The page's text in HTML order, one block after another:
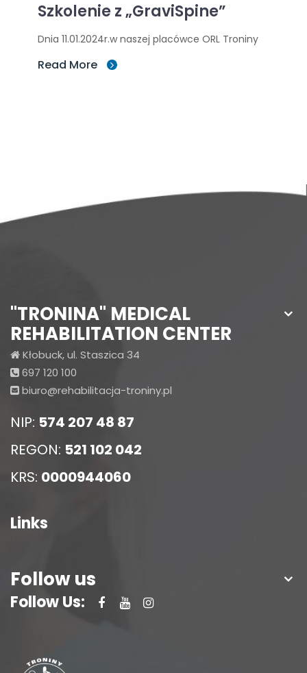
Szkolenie z „GraviSpine”
Dnia 11.01.2024r.w naszej placówce ORL Troniny
Read More
"TRONINA" MEDICAL
REHABILITATION CENTER
Kłobuck, ul. Staszica 34
697 120 100
biuro@rehabilitacja-troniny.pl
NIP: 574 207 48 87
REGON: 521 102 042
KRS: 0000944060
Links
Follow us
Follow Us: